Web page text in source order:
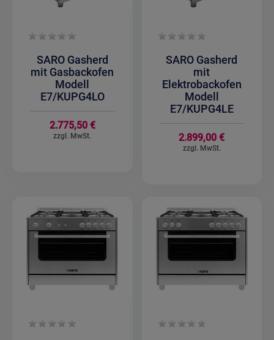
SARO Gasherd
mit Gasbackofen
Modell
E7/KUPG4LO
2.775,50 €
SARO Gasherd
mit
Elektrobackofen
Modell
E7/KUPG4LE
2.899,00 €